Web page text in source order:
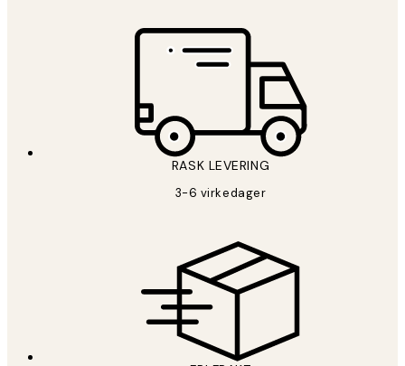
RASK LEVERING
3-6 virkedager